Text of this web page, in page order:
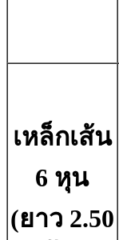
เหล็กเส้น
6 หุน
(ยาว 2.50